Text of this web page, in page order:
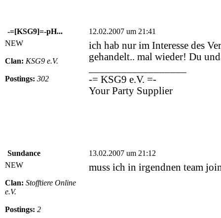
-=[KSG9]=-pH...
12.02.2007 um 21:41
NEW
Clan: KSG9 e.V.
Postings: 302
ich hab nur im Interesse des
gehandelt.. mal wieder! Du
-= KSG9 e.V. =-
Your Party Supplier
Sundance
13.02.2007 um 21:12
NEW
Clan: Stofftiere Online
e.V.
Postings: 2
muss ich in irgendnen team